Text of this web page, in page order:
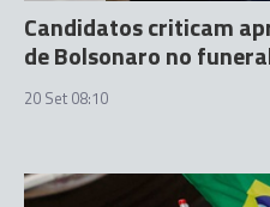
Candidatos criticam
de Bolsonaro no
20 Set 08:10